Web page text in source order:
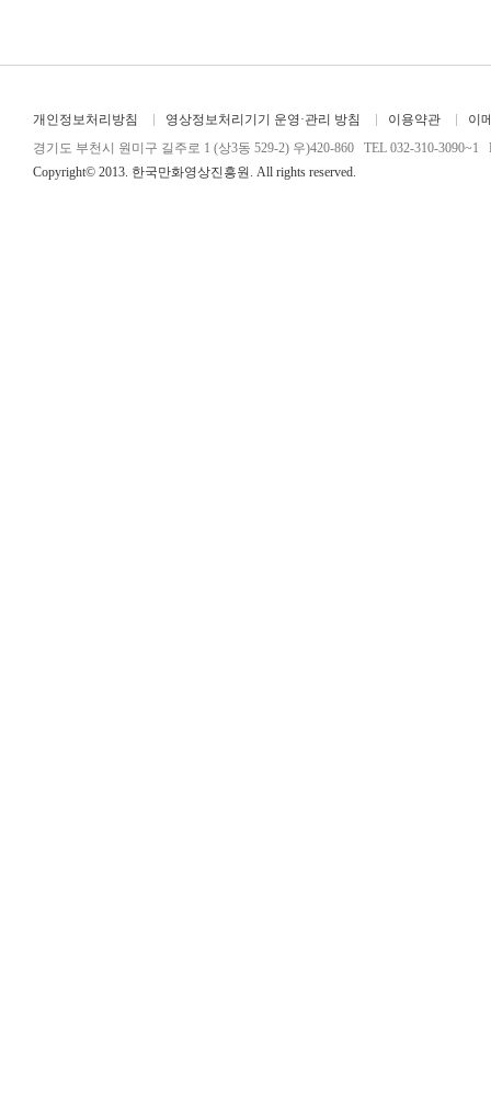
개인정보처리방침 영상정보처리기기 운영·관리 방침 이용약관
이
경기도 부천시 원미구 길주로 1 (상3동 529-2) 우)420-860 TEL 032-310-3090~1
Copyright© 2013. 한국만화영상진흥원. All rights reserved.